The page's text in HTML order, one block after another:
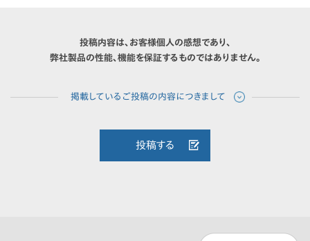
投稿内容は、お客様個人の感想であり、
弊社製品の性能、機能を保証するものではありません。
投稿する